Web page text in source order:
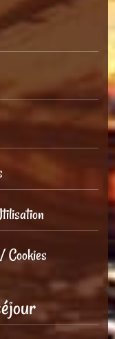
Cookies